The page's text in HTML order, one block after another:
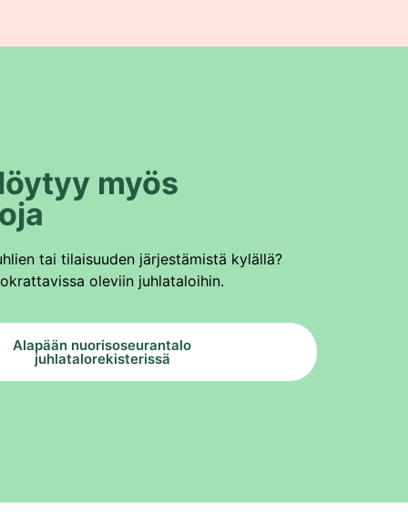
myös
tai tilaisuuden järjestämistä kylällä?
oleviin juhlataloihin.
Alapään nuorisoseurantalo
juhlatalorekisterissä